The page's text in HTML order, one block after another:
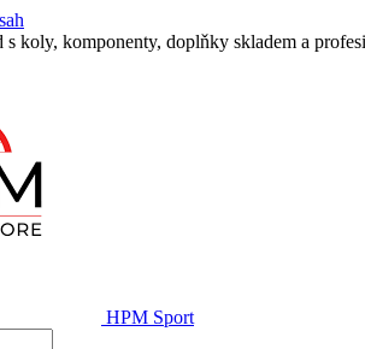
koly, komponenty, doplňky skladem a
HPM Sport